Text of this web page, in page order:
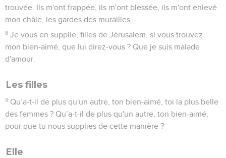
trouvée. Ils m'ont frappée, ils m'ont blessée, ils m'ont enlevé
mon châle, les gardes des murailles.
8 Je vous en supplie, filles de Jérusalem, si vous trouvez
mon bien-aimé, que lui direz-vous ? Que je suis malade
d'amour.
Les filles
9 Qu’a-t-il de plus qu'un autre, ton bien-aimé, toi la plus belle
des femmes ? Qu’a-t-il de plus qu'un autre, ton bien-aimé,
pour que tu nous supplies de cette manière ?
Elle